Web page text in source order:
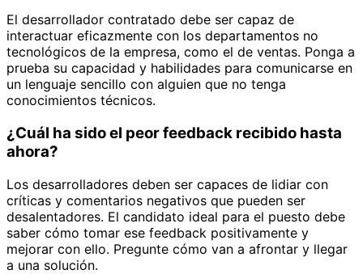
El desarrollador contratado debe ser capaz de
interactuar eficazmente con los departamentos no
tecnológicos de la empresa, como el de ventas. Ponga a
prueba su capacidad y habilidades para comunicarse en
un lenguaje sencillo con alguien que no tenga
conocimientos técnicos.
¿Cuál ha sido el peor feedback recibido hasta
ahora?
Los desarrolladores deben ser capaces de lidiar con
críticas y comentarios negativos que pueden ser
desalentadores. El candidato ideal para el puesto debe
saber cómo tomar ese feedback positivamente y
mejorar con ello. Pregunte cómo van a afrontar y llegar
a una solución.